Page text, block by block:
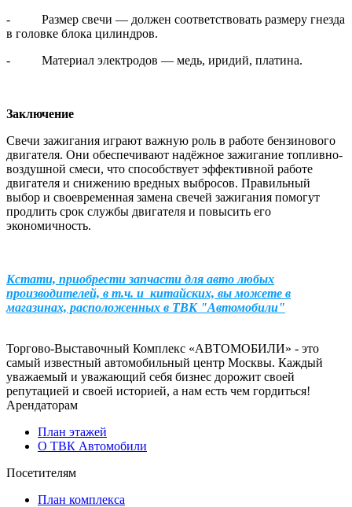
- Размер свечи — должен соответствовать размеру гнезда
в головке блока цилиндров.
- Материал электродов — медь, иридий, платина.
Заключение
Свечи зажигания играют важную роль в работе бензинового
двигателя. Они обеспечивают надёжное зажигание топливно-
воздушной смеси, что способствует эффективной работе
двигателя и снижению вредных выбросов. Правильный
выбор и своевременная замена свечей зажигания помогут
продлить срок службы двигателя и повысить его
экономичность.
Кстати, приобрести запчасти для авто любых
производителей, в т.ч. и китайских, вы можете в
магазинах, расположенных в ТВК "Автомобили"
Торгово-Выставочный Комплекс «АВТОМОБИЛИ» - это
самый известный автомобильный центр Москвы. Каждый
уважаемый и уважающий себя бизнес дорожит своей
репутацией и своей историей, а нам есть чем гордиться!
Арендаторам
План этажей
О ТВК Автомобили
Посетителям
План комплекса